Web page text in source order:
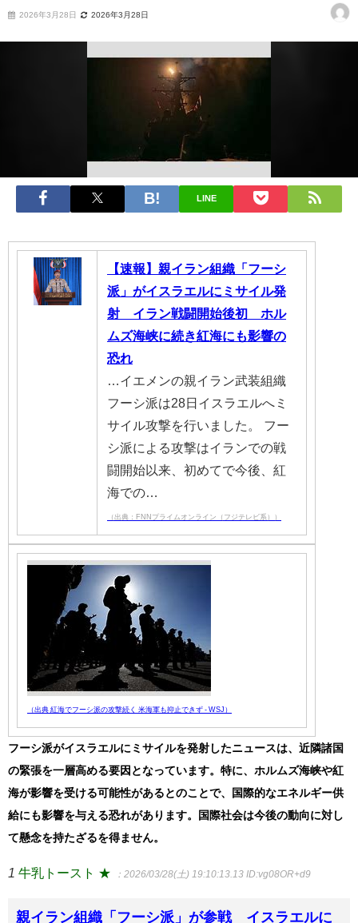
2026年3月28日 2026年3月28日
LINE
【速報】親イラン組織「フーシ
派」がイスラエルにミサイル発
射 イラン戦闘開始後初 ホル
ムズ海峡に続き紅海にも影響の
恐れ
…イエメンの親イラン武装組織
フーシ派は28日イスラエルへミ
サイル攻撃を行いました。 フー
シ派による攻撃はイランでの戦
闘開始以来、初めてで今後、紅
海での…
（出典：FNNプライムオンライン（フジテレビ系））
（出典 紅海でフーシ派の攻撃続く 米海軍も抑止できず - WSJ）
フーシ派がイスラエルにミサイルを発射したニュースは、近隣諸国
の緊張を一層高める要因となっています。特に、ホルムズ海峡や紅
海が影響を受ける可能性があるとのことで、国際的なエネルギー供
給にも影響を与える恐れがあります。国際社会は今後の動向に対し
て懸念を持たざるを得ません。
1 牛乳トースト ★ ：2026/03/28(土) 19:10:13.13 ID:vg08OR+d9
親イラン組織「フーシ派」が参戦 イスラエルに